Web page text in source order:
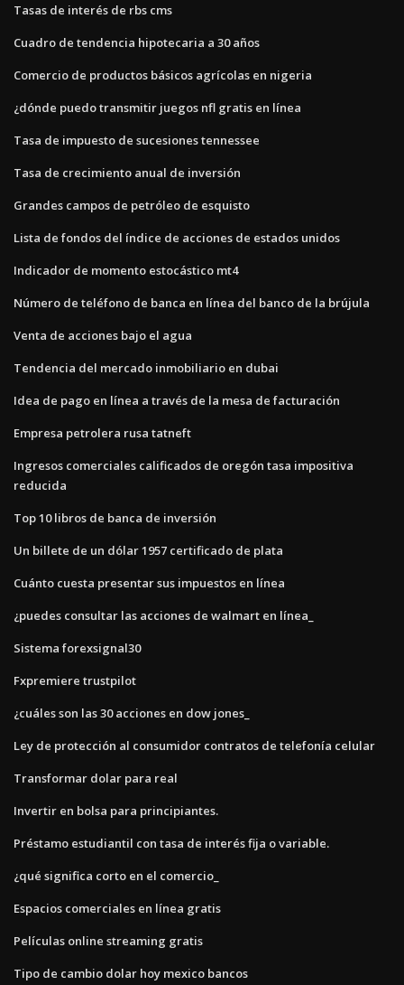
Tasas de interés de rbs cms
Cuadro de tendencia hipotecaria a 30 años
Comercio de productos básicos agrícolas en nigeria
¿dónde puedo transmitir juegos nfl gratis en línea
Tasa de impuesto de sucesiones tennessee
Tasa de crecimiento anual de inversión
Grandes campos de petróleo de esquisto
Lista de fondos del índice de acciones de estados unidos
Indicador de momento estocástico mt4
Número de teléfono de banca en línea del banco de la brújula
Venta de acciones bajo el agua
Tendencia del mercado inmobiliario en dubai
Idea de pago en línea a través de la mesa de facturación
Empresa petrolera rusa tatneft
Ingresos comerciales calificados de oregón tasa impositiva
reducida
Top 10 libros de banca de inversión
Un billete de un dólar 1957 certificado de plata
Cuánto cuesta presentar sus impuestos en línea
¿puedes consultar las acciones de walmart en línea_
Sistema forexsignal30
Fxpremiere trustpilot
¿cuáles son las 30 acciones en dow jones_
Ley de protección al consumidor contratos de telefonía celular
Transformar dolar para real
Invertir en bolsa para principiantes.
Préstamo estudiantil con tasa de interés fija o variable.
¿qué significa corto en el comercio_
Espacios comerciales en línea gratis
Películas online streaming gratis
Tipo de cambio dolar hoy mexico bancos